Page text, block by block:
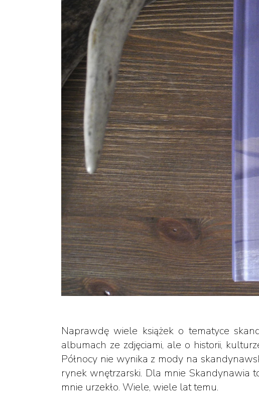
Naprawdę wiele książek o tematyce
albumach ze zdjęciami, ale o historii,
Północy nie wynika z mody na
rynek wnętrzarski. Dla mnie Skandynawia
mnie urzekło. Wiele, wiele lat temu.